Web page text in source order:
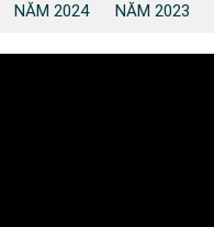
NĂM 2024 NĂM 2023